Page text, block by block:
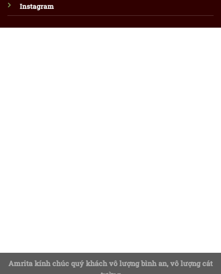
Instagram
Amrita kính chúc quý khách vô lượng bình an, vô lượng cát